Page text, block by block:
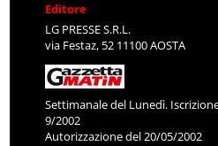
Editore
LG PRESSE S.R.L.
via Festaz, 52 11100 AOSTA
Settimanale del Lunedì.
9/2002
Autorizzazione del 20/05/2002